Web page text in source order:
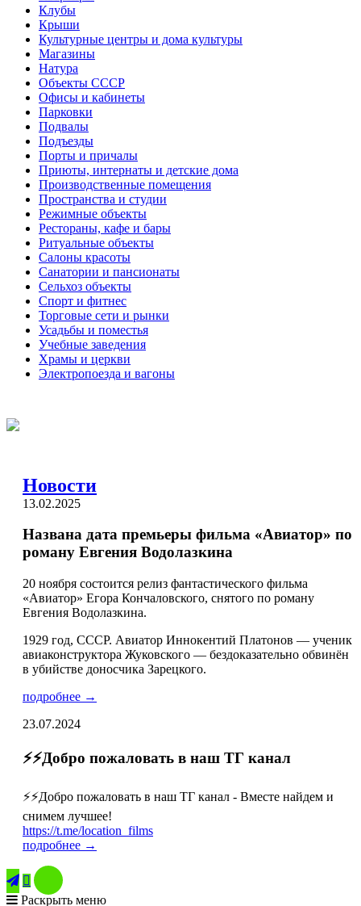
Клубы
Крыши
Культурные центры и дома культуры
Магазины
Натура
Объекты СССР
Офисы и кабинеты
Парковки
Подвалы
Подъезды
Порты и причалы
Приюты, интернаты и детские дома
Производственные помещения
Пространства и студии
Режимные объекты
Рестораны, кафе и бары
Ритуальные объекты
Салоны красоты
Санатории и пансионаты
Сельхоз объекты
Спорт и фитнес
Торговые сети и рынки
Усадьбы и поместья
Учебные заведения
Храмы и церкви
Электропоезда и вагоны
Новости
13.02.2025
Названа дата премьеры фильма «Авиатор» по
роману Евгения Водолазкина
20 ноября состоится релиз фантастического фильма
«Авиатор» Егора Кончаловского, снятого по роману
Евгения Водолазкина.
1929 год, СССР. Авиатор Иннокентий Платонов — ученик
авиаконструктора Жуковского — бездоказательно обвинён
в убийстве доносчика Зарецкого.
подробнее →
23.07.2024
⚡️⚡️Добро пожаловать в наш ТГ канал
⚡️⚡️Добро пожаловать в наш ТГ канал - Вместе найдем и
снимем лучшее!
https://t.me/location_films
подробнее →

Раскрыть меню